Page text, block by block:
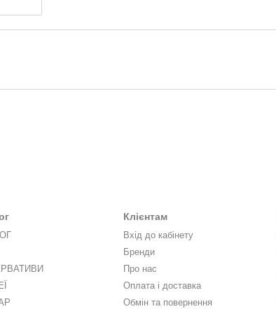
Клієнтам
Вхід до кабінету
Бренди
Про нас
Оплата і доставка
Обмін та повернення